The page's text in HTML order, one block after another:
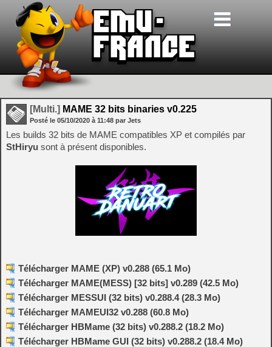
[Multi.] MAME 32 bits binaries v0.225
Posté le 05/10/2020 à 11:48 par Jets
Les builds 32 bits de MAME compatibles XP et compilés par
StHiryu sont à présent disponibles.
Télécharger MAME (XP) v0.288 (65.1 Mo)
Télécharger MAME(MESS) [32 bits] v0.289 (42.5 Mo)
Télécharger MESSUI (32 bits) v0.288.4 (28.3 Mo)
Télécharger MAMEUI32 v0.288 (60.8 Mo)
Télécharger HBMame (32 bits) v0.288.2 (18.2 Mo)
Télécharger HBMame GUI (32 bits) v0.288.2 (18.4 Mo)